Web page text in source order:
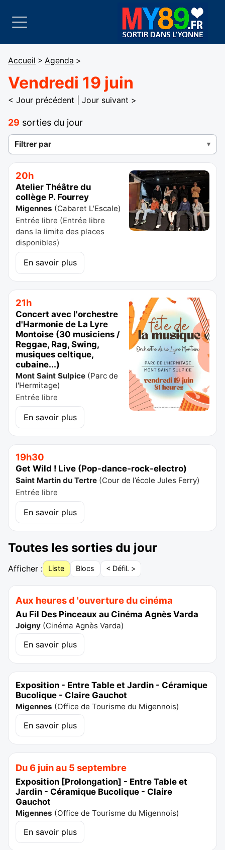
Accueil > Agenda >
Vendredi 19 juin
< Jour précédent Jour suivant >
29 sorties du jour
Filtrer par
20h
Atelier Théâtre du
collège P. Fourrey
Migennes (Cabaret L'Escale)
Entrée libre (Entrée libre
dans la limite des places
disponibles)
En savoir plus
21h
Concert avec l'orchestre
d'Harmonie de La Lyre
Montoise (30 musiciens /
Reggae, Rag, Swing,
musiques celtique,
cubaine...)
Mont Saint Sulpice (Parc de
l'Hermitage)
Entrée libre
En savoir plus
19h30
Get Wild ! Live (Pop-dance-rock-electro)
Saint Martin du Tertre (Cour de l’école Jules Ferry)
Entrée libre
En savoir plus
Toutes les sorties du jour
Afficher : Liste Blocs < Défil. >
Aux heures d 'ouverture du cinéma
Au Fil Des Pinceaux au Cinéma Agnès Varda
Joigny (Cinéma Agnès Varda)
En savoir plus
Exposition - Entre Table et Jardin - Céramique
Bucolique - Claire Gauchot
Migennes (Office de Tourisme du Migennois)
En savoir plus
Du 6 juin au 5 septembre
Exposition [Prolongation] - Entre Table et
Jardin - Céramique Bucolique - Claire
Gauchot
Migennes (Office de Tourisme du Migennois)
En savoir plus